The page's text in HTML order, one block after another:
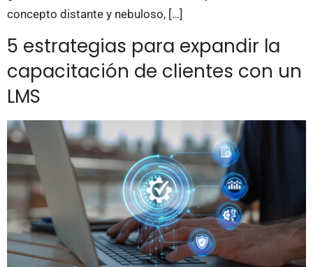
concepto distante y nebuloso, […]
5 estrategias para expandir la
capacitación de clientes con un
LMS